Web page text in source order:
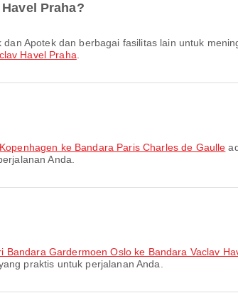
Praha?
Havel Praha
ke Bandara Paris Charles de Gaulle
Anda.
Bandara Gardermoen Oslo ke Bandara Vaclav
praktis untuk perjalanan Anda.